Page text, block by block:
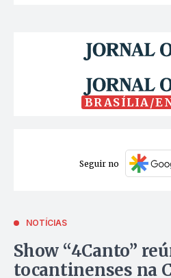
BRASÍLIA/
Seguir no
NOTÍCIAS
Show “4Canto”
tocantinenses na